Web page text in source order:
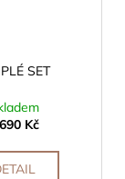
SET
Kč